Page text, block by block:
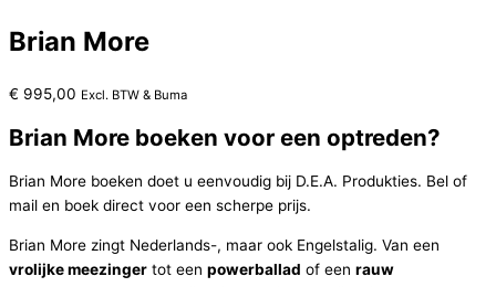
Brian More
€ 995,00 Excl. BTW & Buma
Brian More boeken voor een optreden?
Brian More boeken doet u eenvoudig bij D.E.A. Produkties. Bel of
mail en boek direct voor een scherpe prijs.
Brian More zingt Nederlands-, maar ook Engelstalig. Van een
vrolijke meezinger tot een powerballad of een rauw